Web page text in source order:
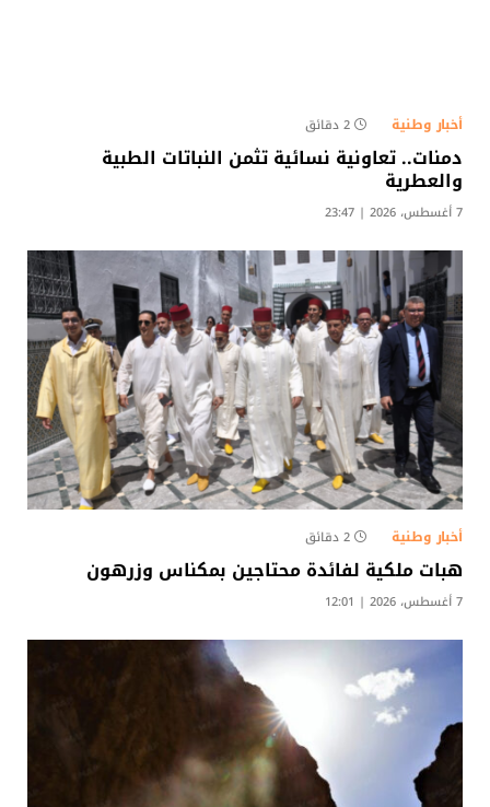
أخبار وطنية 2 دقائق
دمنات.. تعاونية نسائية تثمن النباتات الطبية
والعطرية
7 أغسطس، 2026 | 23:47
أخبار وطنية 2 دقائق
هبات ملكية لفائدة محتاجين بمكناس وزرهون
7 أغسطس، 2026 | 12:01